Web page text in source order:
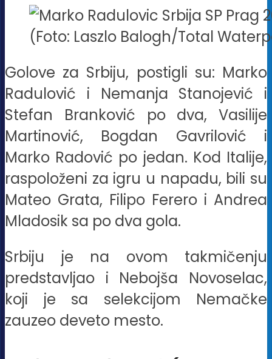
(Foto: Laszlo Balogh/Total
Golove za Srbiju, postigli su: Marko
Radulović i Nemanja Stanojević i
Stefan Branković po dva, Vasilije
Martinović, Bogdan Gavrilović i
Marko Radović po jedan. Kod Italije,
raspoloženi za igru u napadu, bili su
Mateo Grata, Filipo Ferero i Andrea
Mladosik sa po dva gola.
Srbiju je na ovom takmičenju
predstavljao i Nebojša Novoselac,
koji je sa selekcijom Nemačke
zauzeo deveto mesto.